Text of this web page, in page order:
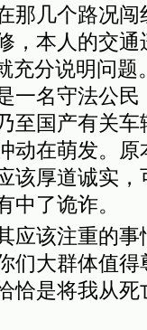
那几个路况
，本人的交
充分说明问
一名守法公
至国产有关
动在萌发。
该厚道诚实
中了诡诈。
应该注重的
们大群体值
恰是将我从